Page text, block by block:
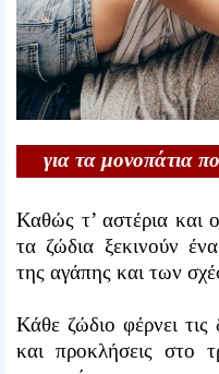
για τα μονοπάτια
Καθώς τ’ αστέρια και
τα ζώδια ξεκινούν
της αγάπης και των
Κάθε ζώδιο φέρνει τις
και προκλήσεις στο